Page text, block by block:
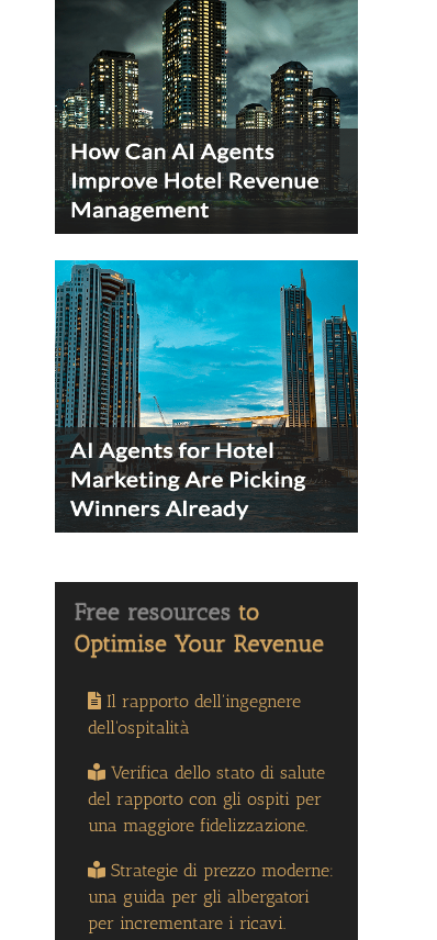
Il rapporto dell'ingegnere
dell'ospitalità
Verifica dello stato di salute
del rapporto con gli ospiti per
una maggiore fidelizzazione.
Strategie di prezzo moderne:
una guida per gli albergatori
per incrementare i ricavi.